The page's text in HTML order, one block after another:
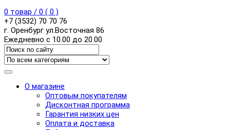
0 товар / 0 ( 0 )
+7 (3532) 70 70 76
г. Оренбург ул.Восточная 86
Ежедневно с 10.00 до 20.00
О магазине
Оптовым покупателям
Дисконтная программа
Гарантия низких цен
Оплата и доставка